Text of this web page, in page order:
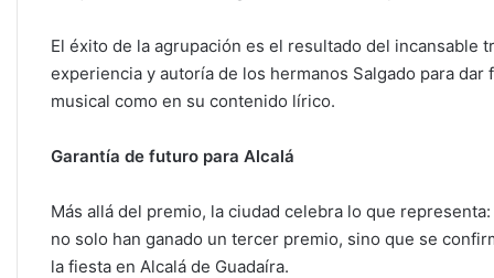
El éxito de la agrupación es el resultado del incansable
experiencia y autoría de los hermanos Salgado para
musical como en su contenido lírico.
Garantía de futuro para Alcalá
Más allá del premio, la ciudad celebra lo que
no solo han ganado un tercer premio, sino que se
la fiesta en Alcalá de Guadaíra.